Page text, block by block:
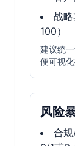
战
100）
建议统
便可视化
风险
合